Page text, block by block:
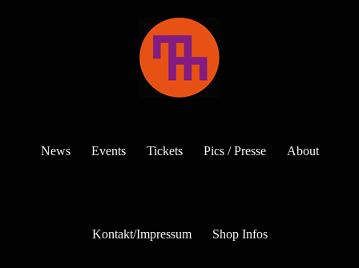
News Events Tickets Pics / Presse About
Kontakt/Impressum Shop Infos